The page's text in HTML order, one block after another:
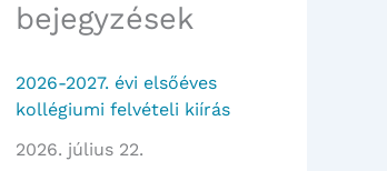
bejegyzések
2026-2027. évi elsőéves
kollégiumi felvételi kiírás
2026. július 22.